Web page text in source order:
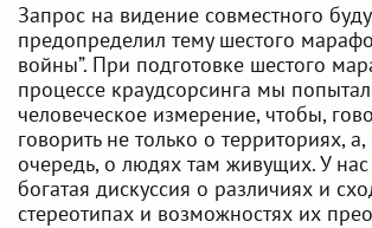
Запрос на видение совместного
предопределил тему шестого
войны”. При подготовке шестого
процессе краудсорсинга мы
человеческое измерение, чтобы,
говорить не только о территориях,
очередь, о людях там живущих. У нас
богатая дискуссия о различиях и
стереотипах и возможностях их